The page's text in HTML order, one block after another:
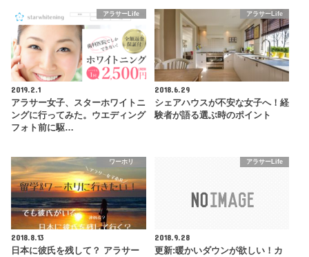
アラサーLife
2019.2.1
アラサー女子、スターホワイトニ
ングに行ってみた。ウエディング
フォト前に駆…
アラサーLife
2018.6.29
シェアハウスが不安な女子へ！経
験者が語る選ぶ時のポイント
ワーホリ
2018.8.13
日本に彼氏を残して？ アラサー
アラサーLife
2018.9.28
更新:暖かいダウンが欲しい！カ